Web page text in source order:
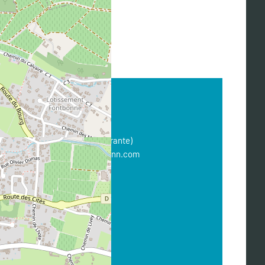
CONTACT
Nom : DUCLOS Elodie (Gérante)
Email : camblanes@nestenn.com
Téléphone :
05 57 67 95 18